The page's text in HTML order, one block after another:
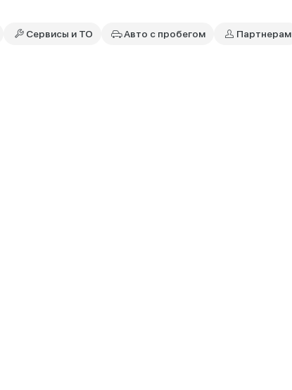
Сервисы и ТО Авто с пробегом Партнерам